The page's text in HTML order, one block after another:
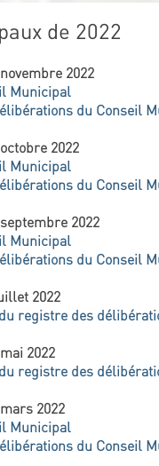
de 2022
2022
Municipal
du Conseil
2022
Municipal
du Conseil
2022
Municipal
du Conseil
2022
registre des
2022
registre des
2022
Municipal
du Conseil